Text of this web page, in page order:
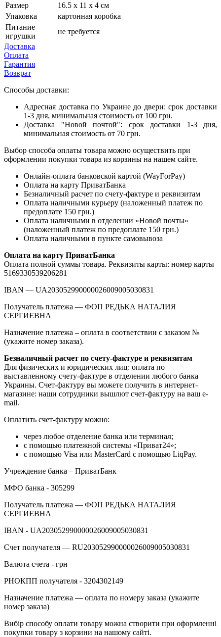
Размер
16.5 х 11 х 4 см
Упаковка
картонная коробка
Питание
игрушки
не требуется
Доставка
Оплата
Гарантия
Возврат
Способы доставки:
Адресная доставка по Украине до двери: срок доставки
1-3 дня, минимальная стоимость от 100 грн.
Доставка "Новой почтой": срок доставки 1-3 дня,
минимальная стоимость от 70 грн.
Выбор способа оплаты товара можно осуществить при
оформлении покупки товара из корзины на нашем сайте.
Онлайн-оплата банковской картой (WayForPay)
Оплата на карту ПриватБанка
Безналичный расчет по счету-фактуре и реквизитам
Оплата наличными курьеру (наложенный платеж по
предоплате 150 грн.)
Оплата наличными в отделении «Новой почты»
(наложенный платеж по предоплате 150 грн.)
Оплата наличными в пункте самовывоза
Оплата на карту ПриватБанка
Оплата полной суммы товара. Реквизиты карты: номер карты
5169330539206281
IBAN — UA203052990000026009005030831
Получатель платежа — ФОП РЕДЬКА НАТАЛИЯ
СЕРГИЕВНА
Назначение платежа – оплата в соответствии с заказом №
(укажите номер заказа).
Безналичный расчет по счету-фактуре и реквизитам
Для физических и юридических лиц: оплата по
выставленному счету-фактуре в отделении любого банка
Украины. Счет-фактуру вы можете получить в интернет-
магазине: наши сотрудники вышлют счет-фактуру на ваш e-
mail.
Оплатить счет-фактуру можно:
через любое отделение банка или терминал;
с помощью платежной системы «Приват24»;
с помощью Visa или MasterCard с помощью LiqPay.
Учреждение банка – ПриватБанк
МФО банка - 305299
Получатель платежа — ФОП РЕДЬКА НАТАЛИЯ
СЕРГИЕВНА
IBAN - UA203052990000026009005030831
Счет получателя — RU203052990000026009005030831
Валюта счета - грн
РНОКПП получателя - 3204302149
Назначение платежа — оплата по номеру заказа (укажите
номер заказа)
Вибір способу оплати товару можна створити при оформленні
покупки товару з корзини на нашому сайті.